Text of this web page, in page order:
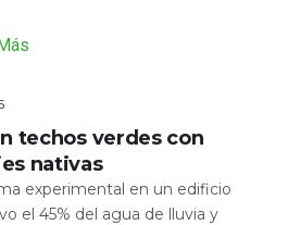
techos verdes con
nativas
experimental en un edificio
el 45% del agua de lluvia y